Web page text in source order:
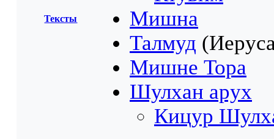
Тексты
Мишна
Талмуд
Мишне Тора
Шулхан арух
Кицур